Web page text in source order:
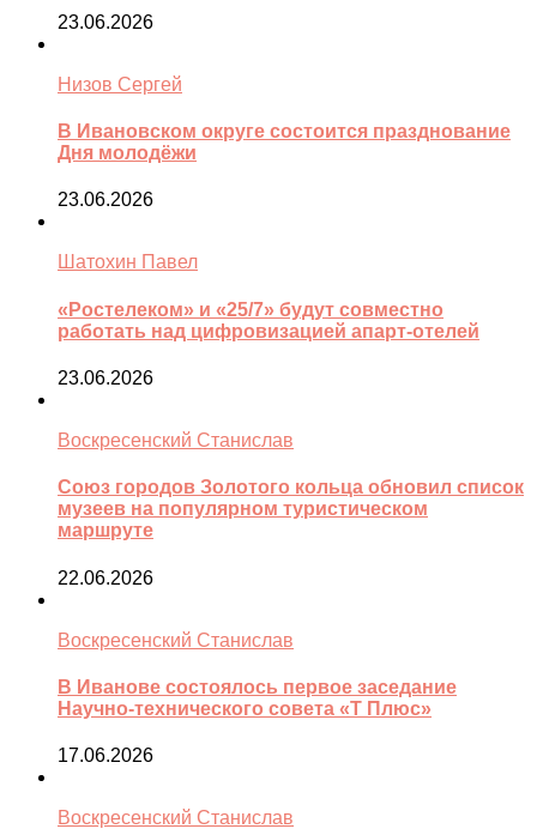
23.06.2026
Низов Сергей
В Ивановском округе состоится празднование
Дня молодёжи
23.06.2026
Шатохин Павел
«Ростелеком» и «25/7» будут совместно
работать над цифровизацией апарт-отелей
23.06.2026
Воскресенский Станислав
Союз городов Золотого кольца обновил список
музеев на популярном туристическом
маршруте
22.06.2026
Воскресенский Станислав
В Иванове состоялось первое заседание
Научно-технического совета «Т Плюс»
17.06.2026
Воскресенский Станислав